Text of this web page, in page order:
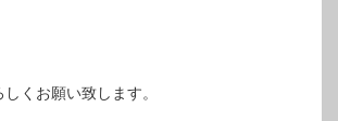
くお願い致します。